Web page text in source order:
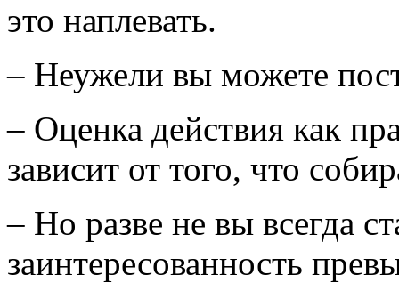
это наплевать.
– Неужели вы можете
– Оценка действия как
зависит от того, что
– Но разве не вы всегда
заинтересованность